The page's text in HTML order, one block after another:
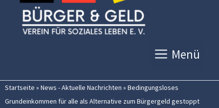
Menü
Startseite » News - Aktuelle Nachrichten » Bedingungsloses
Grundeinkommen für alle als Alternative zum Bürgergeld gestoppt